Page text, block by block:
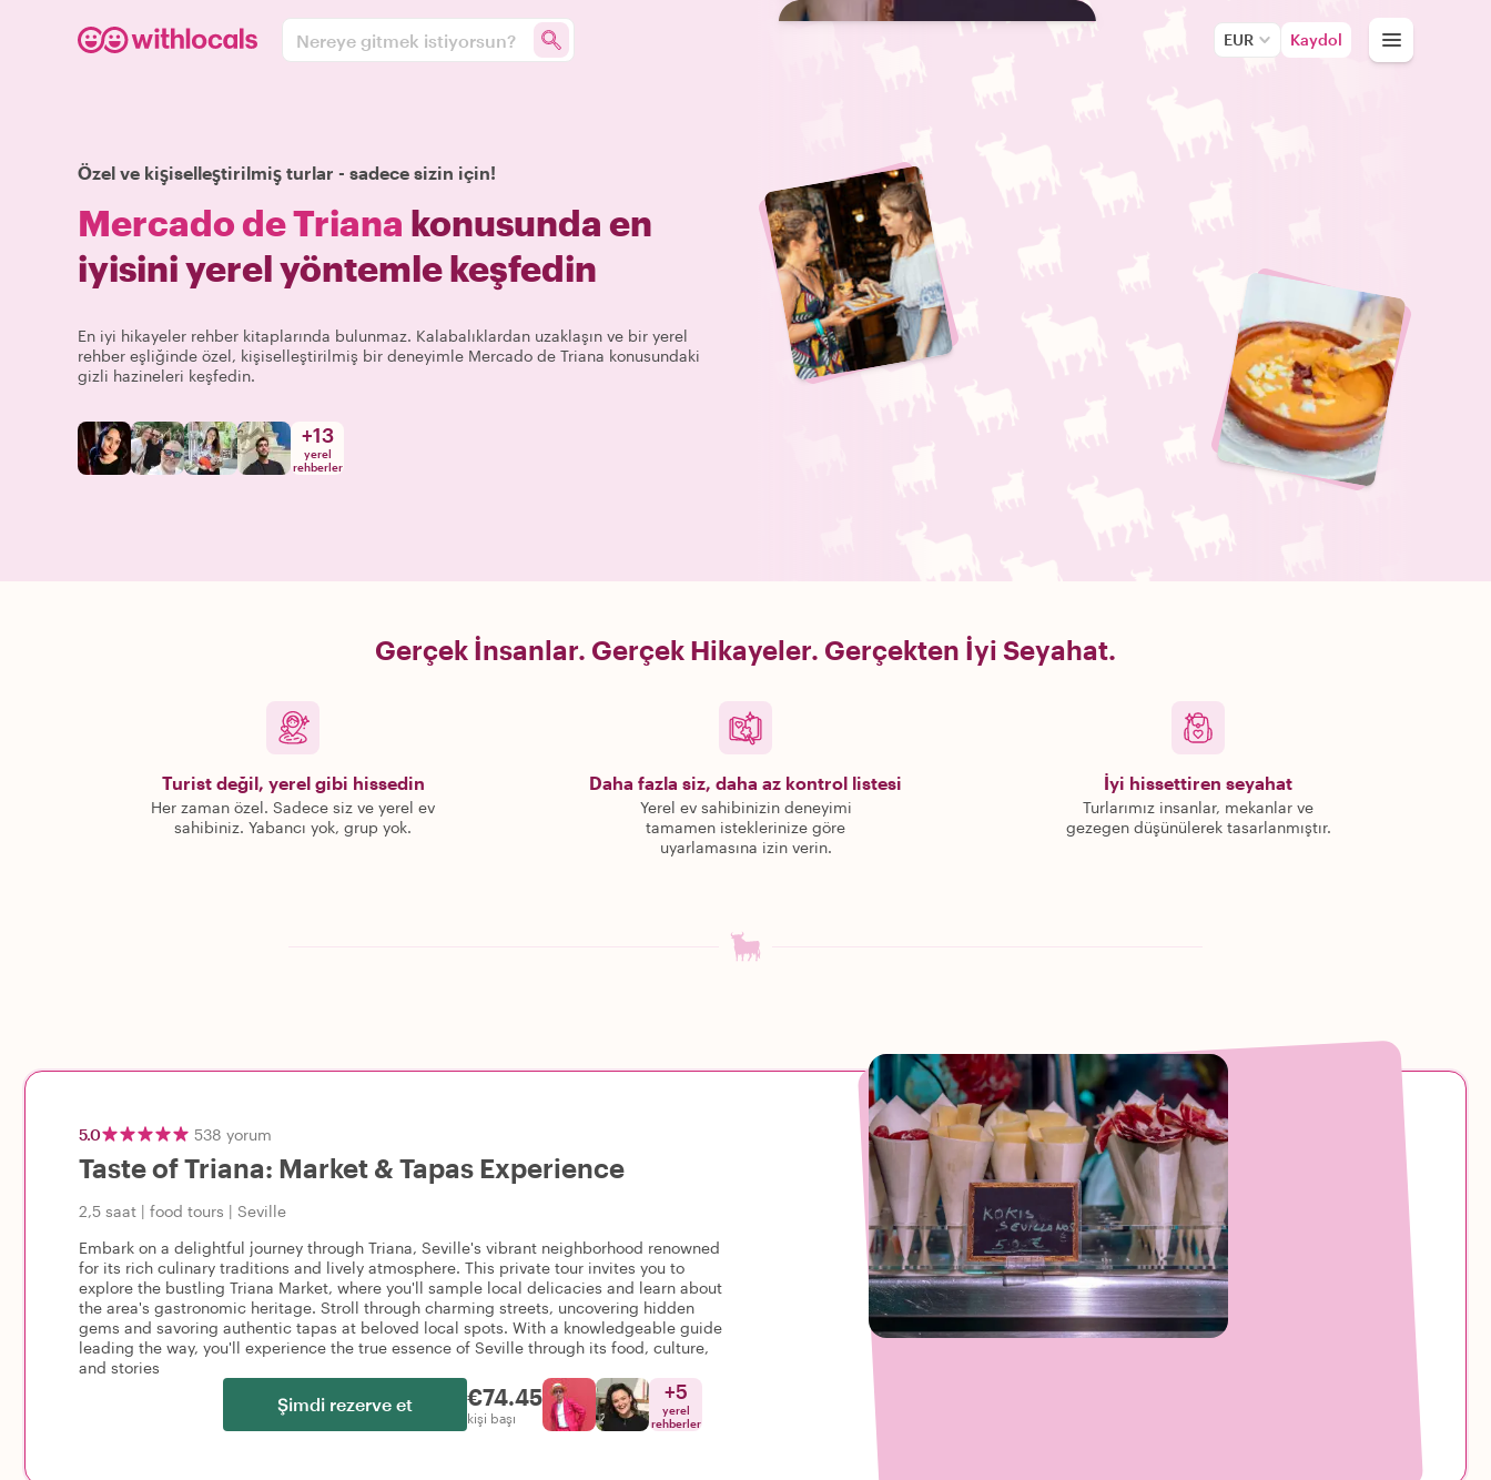
Nereye gitmek istiyorsun? EUR Kaydol
Özel ve kişiselleştirilmiş turlar - sadece sizin için!
Mercado de Triana konusunda en
iyisini yerel yöntemle keşfedin
En iyi hikayeler rehber kitaplarında bulunmaz. Kalabalıklardan uzaklaşın ve bir yerel
rehber eşliğinde özel, kişiselleştirilmiş bir deneyimle Mercado de Triana konusundaki
gizli hazineleri keşfedin.
+13
yerel
rehberler
Gerçek İnsanlar. Gerçek Hikayeler. Gerçekten İyi Seyahat.
Turist değil, yerel gibi hissedin
Her zaman özel. Sadece siz ve yerel ev
sahibiniz. Yabancı yok, grup yok.
Daha fazla siz, daha az kontrol listesi
Yerel ev sahibinizin deneyimi
tamamen isteklerinize göre
uyarlamasına izin verin.
İyi hissettiren seyahat
Turlarımız insanlar, mekanlar ve
gezegen düşünülerek tasarlanmıştır.
5.0 538 yorum
Taste of Triana: Market & Tapas Experience
2,5 saat | food tours | Seville
Embark on a delightful journey through Triana, Seville's vibrant neighborhood renowned
for its rich culinary traditions and lively atmosphere. This private tour invites you to
explore the bustling Triana Market, where you'll sample local delicacies and learn about
the area's gastronomic heritage. Stroll through charming streets, uncovering hidden
gems and savoring authentic tapas at beloved local spots. With a knowledgeable guide
leading the way, you'll experience the true essence of Seville through its food, culture,
and stories
Şimdi rezerve et €74.45
kişi başı
+5
yerel
rehberler